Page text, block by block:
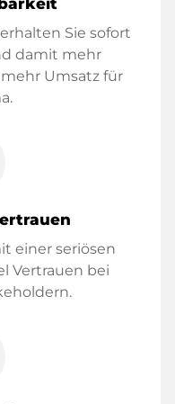
Sie sofort
damit mehr
Umsatz für
einer seriösen
Vertrauen bei